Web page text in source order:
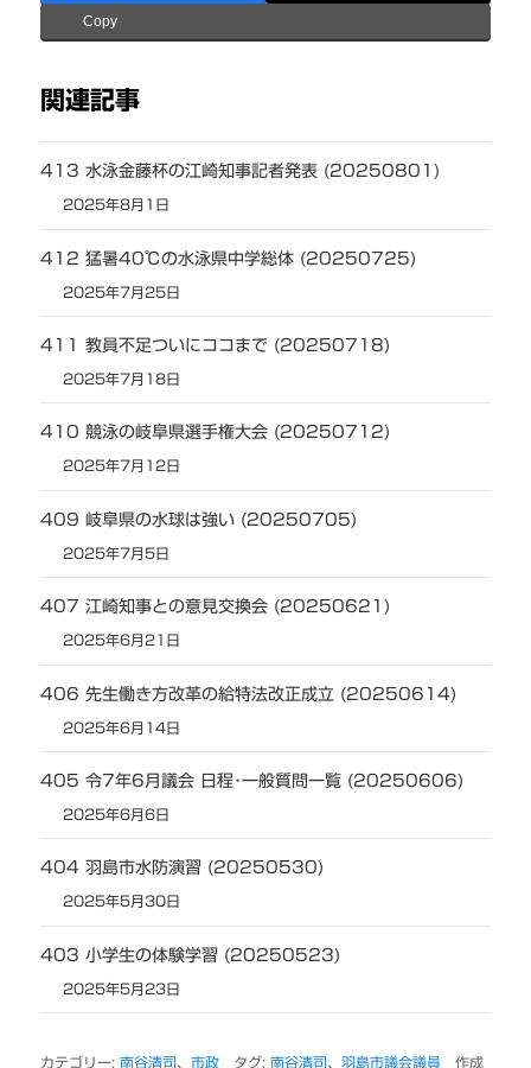
Copy
関連記事
413 水泳金藤杯の江崎知事記者発表 (20250801)
2025年8月1日
412 猛暑40℃の水泳県中学総体 (20250725)
2025年7月25日
411 教員不足ついにココまで (20250718)
2025年7月18日
410 競泳の岐阜県選手権大会 (20250712)
2025年7月12日
409 岐阜県の水球は強い (20250705)
2025年7月5日
407 江崎知事との意見交換会 (20250621)
2025年6月21日
406 先生働き方改革の給特法改正成立 (20250614)
2025年6月14日
405 令7年6月議会 日程･一般質問一覧 (20250606)
2025年6月6日
404 羽島市水防演習 (20250530)
2025年5月30日
403 小学生の体験学習 (20250523)
2025年5月23日
カテゴリー:南谷清司、市政 タグ:南谷清司、羽島市議会議員 作成